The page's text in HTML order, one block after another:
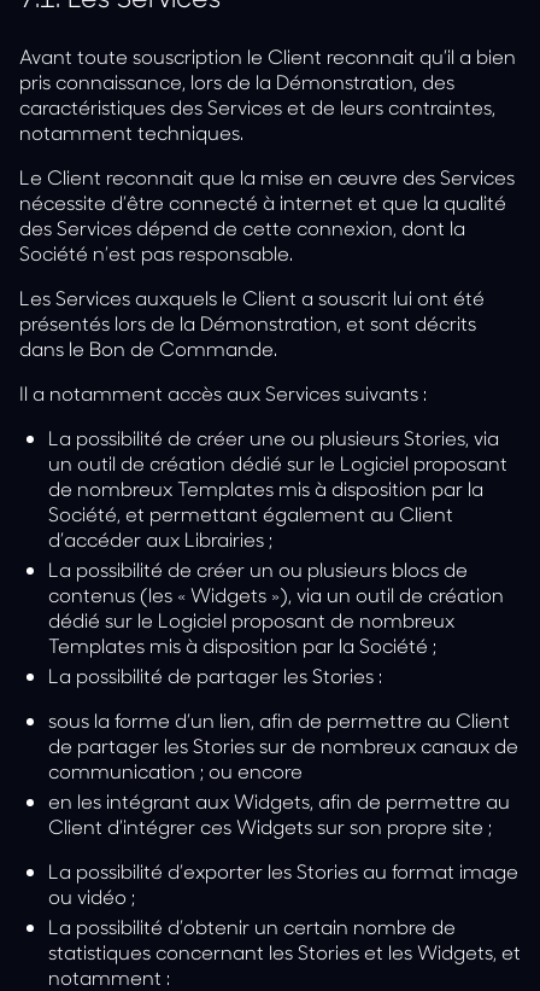
Avant toute souscription le Client reconnait qu’il a bien
pris connaissance, lors de la Démonstration, des
caractéristiques des Services et de leurs contraintes,
notamment techniques.
Le Client reconnait que la mise en œuvre des Services
nécessite d’être connecté à internet et que la qualité
des Services dépend de cette connexion, dont la
Société n’est pas responsable.
Les Services auxquels le Client a souscrit lui ont été
présentés lors de la Démonstration, et sont décrits
dans le Bon de Commande.
Il a notamment accès aux Services suivants :
La possibilité de créer une ou plusieurs Stories, via
un outil de création dédié sur le Logiciel proposant
de nombreux Templates mis à disposition par la
Société, et permettant également au Client
d’accéder aux Librairies ;
La possibilité de créer un ou plusieurs blocs de
contenus (les « Widgets »), via un outil de création
dédié sur le Logiciel proposant de nombreux
Templates mis à disposition par la Société ;
La possibilité de partager les Stories :
sous la forme d’un lien, afin de permettre au Client
de partager les Stories sur de nombreux canaux de
communication ; ou encore
en les intégrant aux Widgets, afin de permettre au
Client d’intégrer ces Widgets sur son propre site ;
La possibilité d’exporter les Storiesau format image
ou vidéo ;
La possibilité d’obtenir un certain nombre de
statistiquesconcernant les Stories et les Widgets, et
notamment :